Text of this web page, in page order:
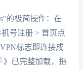
的极简操作：在
号注册 > 首页点
标志即连接成
》已完整加载，拖